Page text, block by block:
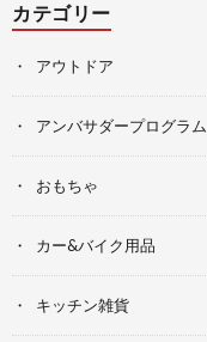
カテゴリー
アウトドア
アンバサダープログラム
おもちゃ
カー&バイク用品
キッチン雑貨